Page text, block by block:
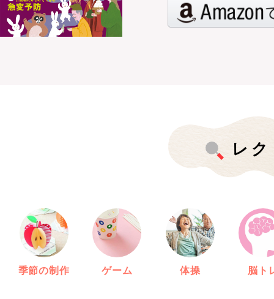
レ
季節の制作 ゲーム 体操 脳ト